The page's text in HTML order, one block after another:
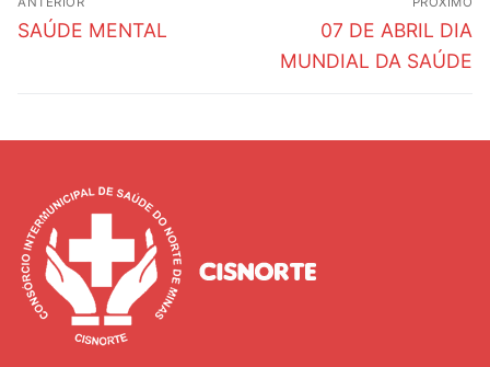
de
Post
SAÚDE MENTAL
Próximo
post:
07 DE ABRIL DIA
MUNDIAL DA SAÚDE